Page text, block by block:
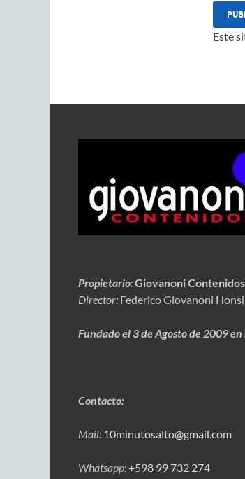
Este
Propietario:Giovanoni Contenidos
Director: Federico Giovanoni Honsi
Fundado el 3 de Agosto de 2009 en
Contacto:
Mail: 10minutosalto@gmail.com
Whatsapp:+598 99 732 274